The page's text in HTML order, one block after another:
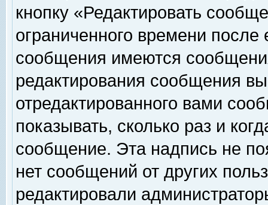
кнопку «Редактировать
ограниченного времени
сообщения имеются
редактирования сообщения
отредактированного вами
показывать, сколько раз и
сообщение. Эта надпись не
нет сообщений от других
редактировали